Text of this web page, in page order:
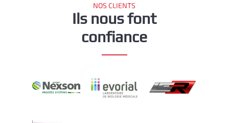
NOS CLIENTS
Ils nous font
confiance